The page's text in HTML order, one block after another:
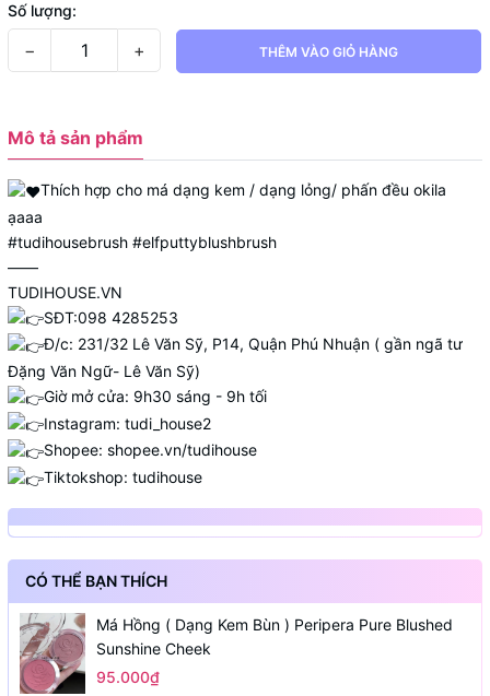
Số lượng:
− + THÊM VÀO GIỎ HÀNG
Mô tả sản phẩm
Thích hợp cho má dạng kem / dạng lỏng/ phấn đều okila
ạaaa
#tudihousebrush #elfputtyblushbrush
——
TUDIHOUSE.VN
SĐT:098 4285253
Đ/c: 231/32 Lê Văn Sỹ, P14, Quận Phú Nhuận ( gần ngã tư
Đặng Văn Ngữ- Lê Văn Sỹ)
Giờ mở cửa: 9h30 sáng - 9h tối
Instagram: tudi_house2
Shopee: shopee.vn/tudihouse
Tiktokshop: tudihouse
CÓ THỂ BẠN THÍCH
Má Hồng ( Dạng Kem Bùn ) Peripera Pure Blushed
Sunshine Cheek
95.000₫